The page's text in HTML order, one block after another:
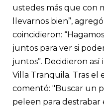
ustedes más que con
llevarnos bien”,
coincidieron:
juntos para ver si
juntos”. Decidieron
Villa Tranquila. Tras el
comentó: "Buscar un
peleen para destrabar